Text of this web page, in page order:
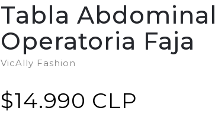
Tabla
Operatoria Faja
VicAlly Fashion
$14.990 CLP